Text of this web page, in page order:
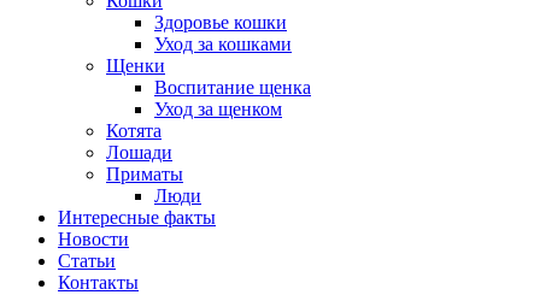
Здоровье кошки
Уход за кошками
Щенки
Воспитание щенка
Уход за щенком
Котята
Лошади
Приматы
Люди
Интересные факты
Новости
Статьи
Контакты